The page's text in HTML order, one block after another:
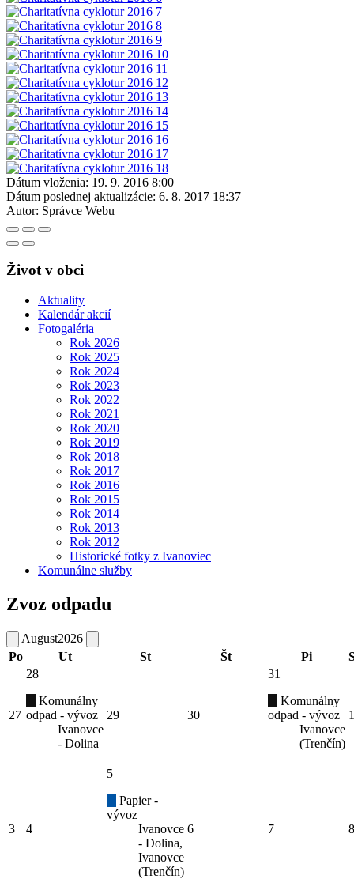
Dátum vloženia: 19. 9. 2016 8:00
Dátum poslednej aktualizácie: 6. 8. 2017 18:37
Autor: Správce Webu
Život v obci
Aktuality
Kalendár akcií
Fotogaléria
Rok 2026
Rok 2025
Rok 2024
Rok 2023
Rok 2022
Rok 2021
Rok 2020
Rok 2019
Rok 2018
Rok 2017
Rok 2016
Rok 2015
Rok 2014
Rok 2013
Rok 2012
Historické fotky z Ivanoviec
Komunálne služby
Zvoz odpadu
August2026
Po
Ut St Št Pi
27
28
Komunálny
odpad - vývoz
Ivanovce
- Dolina
29 30
31
Komunálny
odpad - vývoz
Ivanovce
(Trenčín)
1
3 4
5
Papier -
vývoz
Ivanovce
- Dolina,
Ivanovce
(Trenčín)
6 7 8